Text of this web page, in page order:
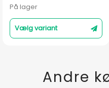
På lager
Vælg variant
Andre